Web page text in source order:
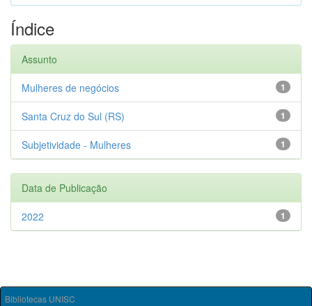
Índice
Assunto
1
Mulheres de negócios
1
Santa Cruz do Sul (RS)
1
Subjetividade - Mulheres
Data de Publicação
1
2022
Bibliotecas UNISC